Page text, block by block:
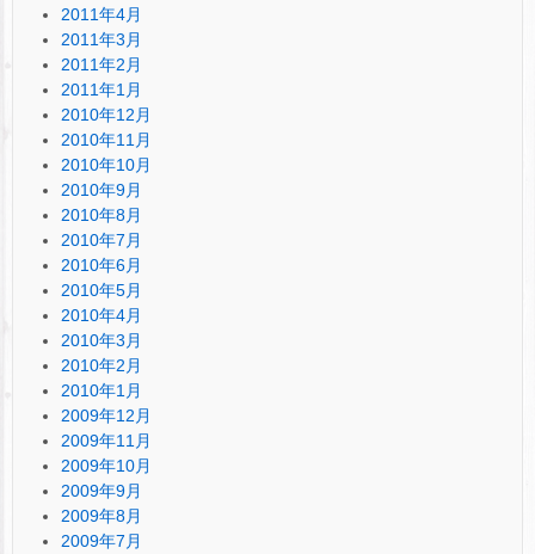
2011年4月
2011年3月
2011年2月
2011年1月
2010年12月
2010年11月
2010年10月
2010年9月
2010年8月
2010年7月
2010年6月
2010年5月
2010年4月
2010年3月
2010年2月
2010年1月
2009年12月
2009年11月
2009年10月
2009年9月
2009年8月
2009年7月